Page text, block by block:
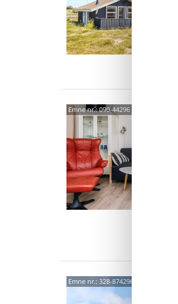
Emne nr.:090-44296
Emne nr.: 328-874296